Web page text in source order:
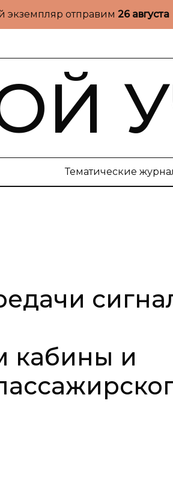
экземпляр отправим 26 августа
Тематические
кабины и